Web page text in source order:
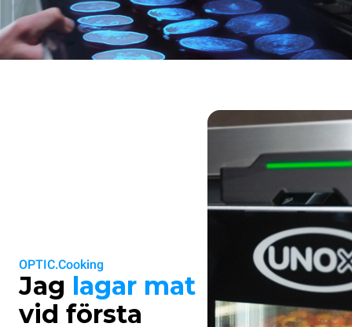
OPTIC.Cooking
Jag lagar mat
vid första